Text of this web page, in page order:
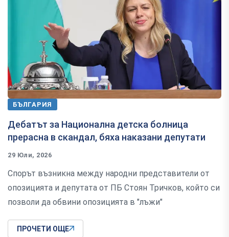
БЪЛГАРИЯ
Дебатът за Национална детска болница
прерасна в скандал, бяха наказани депутати
29 Юли, 2026
Спорът възникна между народни представители от
опозицията и депутата от ПБ Стоян Тричков, който си
позволи да обвини опозицията в "лъжи"
ПРОЧЕТИ ОЩЕ